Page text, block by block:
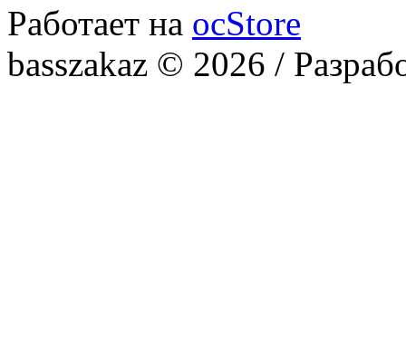
Работает на ocStore
basszakaz © 2026 /